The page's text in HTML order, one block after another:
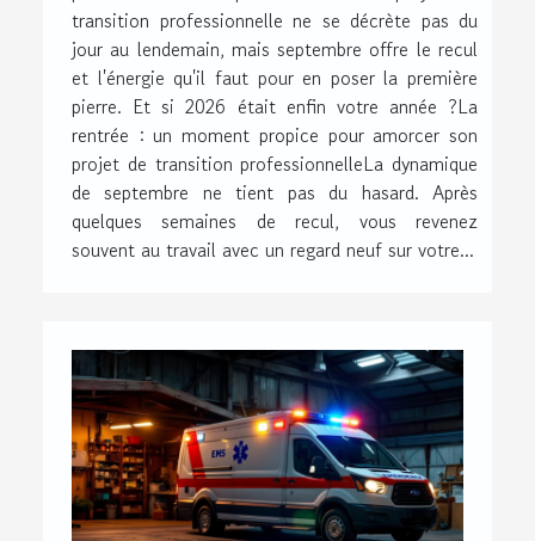
transition professionnelle ne se décrète pas du
jour au lendemain, mais septembre offre le recul
et l'énergie qu'il faut pour en poser la première
pierre. Et si 2026 était enfin votre année ?La
rentrée : un moment propice pour amorcer son
projet de transition professionnelleLa dynamique
de septembre ne tient pas du hasard. Après
quelques semaines de recul, vous revenez
souvent au travail avec un regard neuf sur votre...